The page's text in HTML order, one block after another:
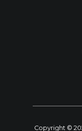
Copyright ©